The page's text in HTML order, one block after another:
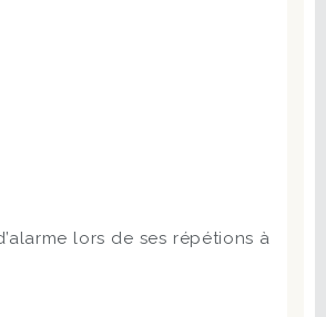
lors de ses répétions à